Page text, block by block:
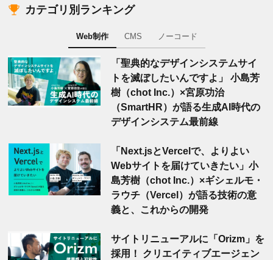
カテゴリ別ランキング
Web制作 CMS ノーコード
「聖典的なデザインシステムサイ
トを滅ぼしたいんですよ」 小島芳
樹（chot Inc.）×宮原功治
（SmartHR）が語る生成AI時代の
デザインシステム最前線
「Next.jsとVercelで、よりよい
Webサイトを届けていきたい」小
島芳樹（chot Inc.）×ギシェルモ・
ラウチ（Vercel）が語る技術の意
義と、これからの開発
サイトリニューアルに「Orizm」を
採用！ クリエイティブエージェン